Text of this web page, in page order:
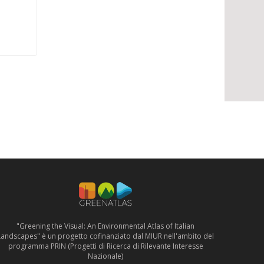
"Greening the Visual: An Environmental Atlas of Italian
è un progetto cofinanziato dal MIUR nell'ambito del
programma PRIN (Progetti di Ricerca di Rilevante Interesse
Nazionale)